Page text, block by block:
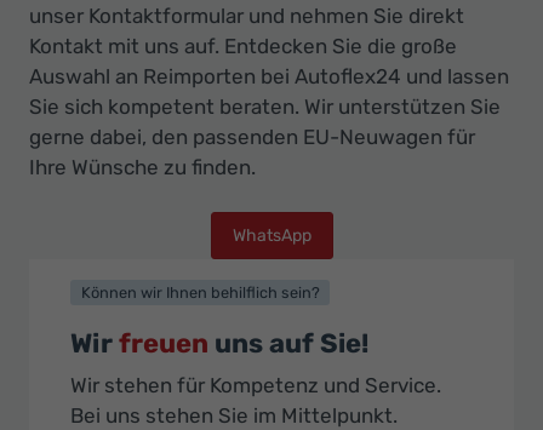
unser Kontaktformular und nehmen Sie direkt
Kontakt mit uns auf. Entdecken Sie die große
Auswahl an Reimporten bei Autoflex24 und lassen
Sie sich kompetent beraten. Wir unterstützen Sie
gerne dabei, den passenden EU-Neuwagen für
Ihre Wünsche zu finden.
WhatsApp
Können wir Ihnen behilflich sein?
Wirfreuen uns auf Sie!
Wir stehen für Kompetenz und Service.
Bei uns stehen Sie im Mittelpunkt.